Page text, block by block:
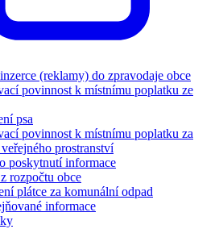
(reklamy) do zpravodaje obce
povinnost k místnímu poplatku ze
psa
povinnost k místnímu poplatku za
prostranství
poskytnutí informace
rozpočtu obce
plátce za komunální odpad
informace